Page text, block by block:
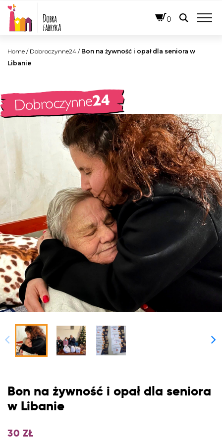
0
Home / Dobroczynne24 / Bon na żywność i opał dla seniora w
Libanie
Bon na żywność i opał dla seniora
w Libanie
30 ZŁ